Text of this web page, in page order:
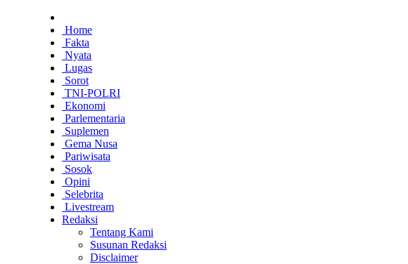
Home
Fakta
Nyata
Lugas
Sorot
TNI-POLRI
Ekonomi
Parlementaria
Suplemen
Gema Nusa
Pariwisata
Sosok
Opini
Selebrita
Livestream
Redaksi
Tentang Kami
Susunan Redaksi
Disclaimer